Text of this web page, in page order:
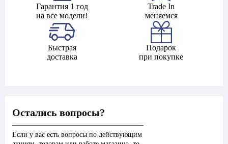
Гарантия 1 год
на все модели!
Trade In
меняемся
Быстрая
доставка
Подарок
при покупке
Остались вопросы?
Если у вас есть вопросы по действующим